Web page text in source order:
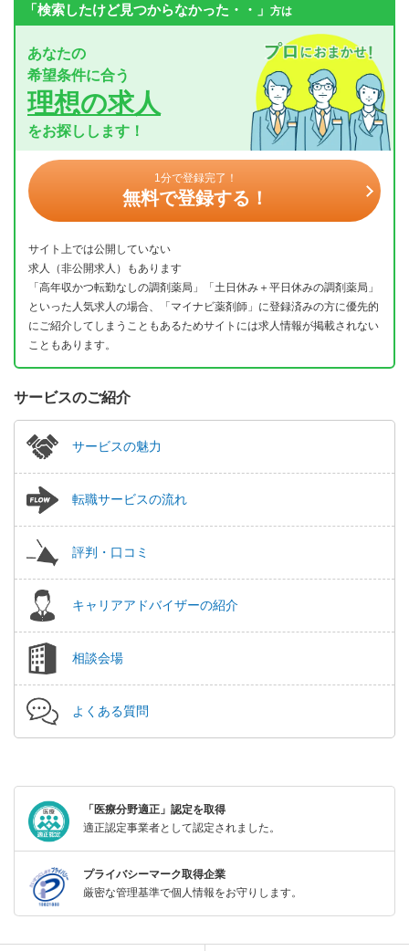
「検索したけど見つからなかった・・」 方は
あなたの
希望条件に合う
理想の求人
をお探しします！
1分で登録完了！
無料で登録する！
サイト上では公開していない
求人（非公開求人）もあります
「高年収かつ転勤なしの調剤薬局」「土日休み＋平日休みの調剤薬局」
といった人気求人の場合、「マイナビ薬剤師」に登録済みの方に優先的
にご紹介してしまうこともあるためサイトには求人情報が掲載されない
こともあります。
サービスのご紹介
サービスの魅力
転職サービスの流れ
評判・口コミ
キャリアアドバイザーの紹介
相談会場
よくある質問
「医療分野適正」認定を取得
適正認定事業者として認定されました。
プライバシーマーク取得企業
厳密な管理基準で個人情報をお守りします。